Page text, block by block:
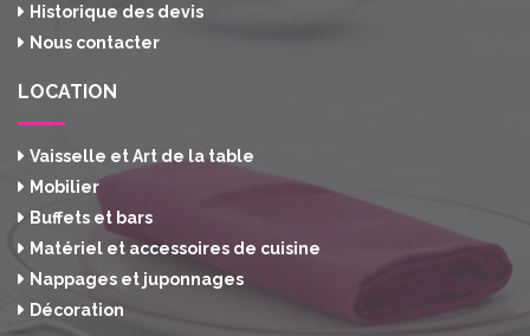
Historique des devis
Nous contacter
LOCATION
Vaisselle et Art de la table
Mobilier
Buffets et bars
Matériel et accessoires de cuisine
Nappages et juponnages
Décoration